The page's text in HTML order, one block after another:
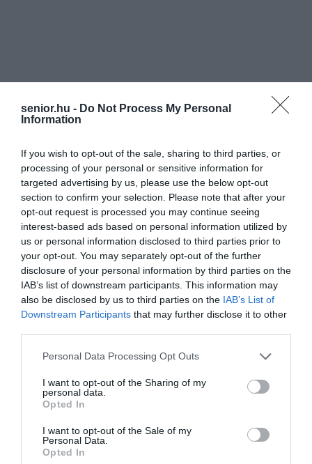
senior.hu - Do Not Process My Personal
Information
If you wish to opt-out of the sale, sharing to third parties, or
processing of your personal or sensitive information for
targeted advertising by us, please use the below opt-out
section to confirm your selection. Please note that after your
opt-out request is processed you may continue seeing
interest-based ads based on personal information utilized by
us or personal information disclosed to third parties prior to
your opt-out. You may separately opt-out of the further
disclosure of your personal information by third parties on the
IAB’s list of downstream participants. This information may
also be disclosed by us to third parties on the IAB’s List of
Downstream Participants that may further disclose it to other
Please note that this website/app uses one or more Google
not limited to your visit or usage behaviour. You may click to
grant or deny consent to Google and its third-party tags to
use your data for below specified purposes in below Google
consent section.
Personal Data Processing Opt Outs
I want to opt-out of the Sharing of my
personal data.
Opted In
I want to opt-out of the Sale of my
Personal Data.
Opted In